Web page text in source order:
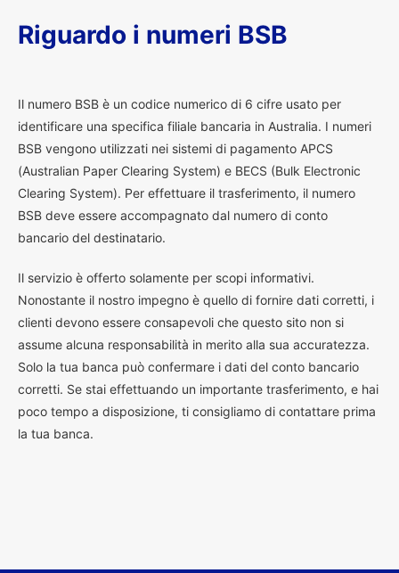
Riguardo i numeri BSB
Il numero BSB è un codice numerico di 6 cifre usato per
identificare una specifica filiale bancaria in Australia. I numeri
BSB vengono utilizzati nei sistemi di pagamento APCS
(Australian Paper Clearing System) e BECS (Bulk Electronic
Clearing System). Per effettuare il trasferimento, il numero
BSB deve essere accompagnato dal numero di conto
bancario del destinatario.
Il servizio è offerto solamente per scopi informativi.
Nonostante il nostro impegno è quello di fornire dati corretti, i
clienti devono essere consapevoli che questo sito non si
assume alcuna responsabilità in merito alla sua accuratezza.
Solo la tua banca può confermare i dati del conto bancario
corretti. Se stai effettuando un importante trasferimento, e hai
poco tempo a disposizione, ti consigliamo di contattare prima
la tua banca.